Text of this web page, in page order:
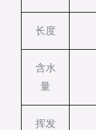
长度
含水
量
挥发